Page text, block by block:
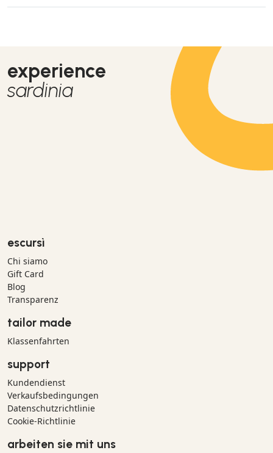
experience
sardinia
escursì
Chi siamo
Gift Card
Blog
Transparenz
tailor made
Klassenfahrten
support
Kundendienst
Verkaufsbedingungen
Datenschutzrichtlinie
Cookie-Richtlinie
arbeiten sie mit uns